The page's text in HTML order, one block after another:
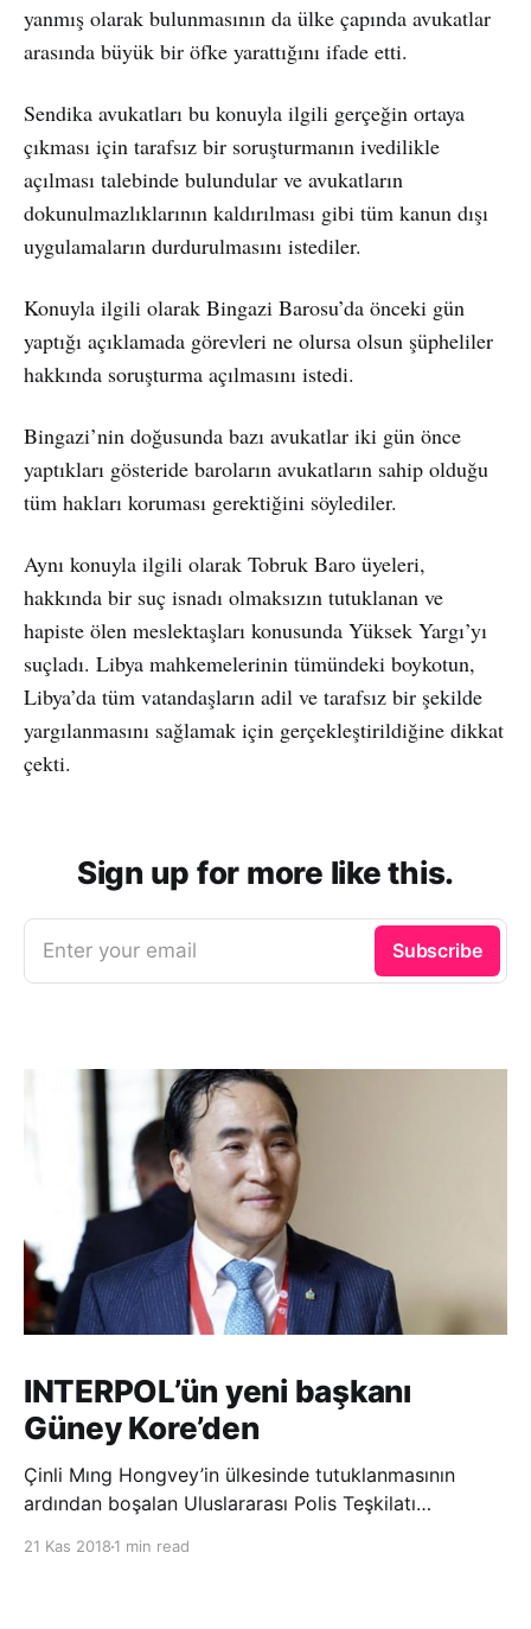
yanmış olarak bulunmasının da ülke çapında avukatlar
arasında büyük bir öfke yarattığını ifade etti.
Sendika avukatları bu konuyla ilgili gerçeğin ortaya
çıkması için tarafsız bir soruşturmanın ivedilikle
açılması talebinde bulundular ve avukatların
dokunulmazlıklarının kaldırılması gibi tüm kanun dışı
uygulamaların durdurulmasını istediler.
Konuyla ilgili olarak Bingazi Barosu’da önceki gün
yaptığı açıklamada görevleri ne olursa olsun şüpheliler
hakkında soruşturma açılmasını istedi.
Bingazi’nin doğusunda bazı avukatlar iki gün önce
yaptıkları gösteride baroların avukatların sahip olduğu
tüm hakları koruması gerektiğini söylediler.
Aynı konuyla ilgili olarak Tobruk Baro üyeleri,
hakkında bir suç isnadı olmaksızın tutuklanan ve
hapiste ölen meslektaşları konusunda Yüksek Yargı’yı
suçladı. Libya mahkemelerinin tümündeki boykotun,
Libya’da tüm vatandaşların adil ve tarafsız bir şekilde
yargılanmasını sağlamak için gerçekleştirildiğine dikkat
çekti.
Sign up for more like this.
Enter your email Subscribe
INTERPOL’ün yeni başkanı
Güney Kore’den
Çinli Mıng Hongvey’in ülkesinde tutuklanmasının
ardından boşalan Uluslararası Polis Teşkilatı
21 Kas 2018 1 min read